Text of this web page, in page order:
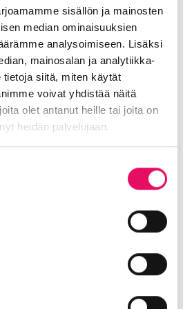
sisällön ja mainosten
median ominaisuuksien
analysoimiseen. Lisäksi
mainosalan ja analytiikka-
tietoja siitä, miten käytät
voivat yhdistää näitä
olet antanut heille tai joita on
heidän palvelujaan.
Ekosysteemi
Kansainvälistyminen